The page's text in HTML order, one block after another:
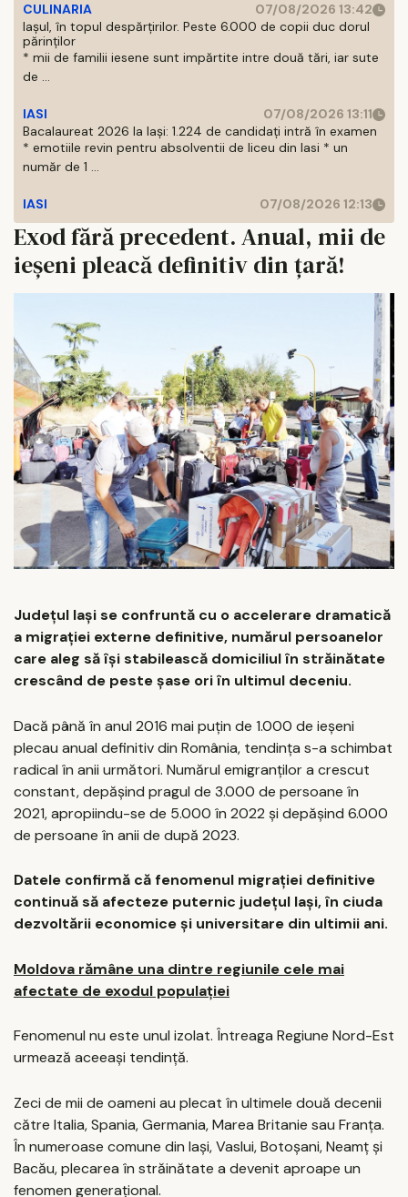
CULINARIA
07/08/2026 13:42
Iașul, în topul despărțirilor. Peste 6.000 de copii duc dorul
părinților
* mii de familii iesene sunt impărtite intre două tări, iar sute
de ...
IASI
07/08/2026 13:11
Bacalaureat 2026 la Iași: 1.224 de candidați intră în examen
* emotiile revin pentru absolventii de liceu din Iasi * un
număr de 1 ...
IASI 07/08/2026 12:13
Exod fără precedent. Anual, mii de
ieșeni pleacă definitiv din țară!
Județul Iași se confruntă cu o accelerare dramatică
a migrației externe definitive, numărul persoanelor
care aleg să își stabilească domiciliul în străinătate
crescând de peste șase ori în ultimul deceniu.
Dacă până în anul 2016 mai puțin de 1.000 de ieșeni
plecau anual definitiv din România, tendința s-a schimbat
radical în anii următori. Numărul emigranților a crescut
constant, depășind pragul de 3.000 de persoane în
2021, apropiindu-se de 5.000 în 2022 și depășind 6.000
de persoane în anii de după 2023.
Datele confirmă că fenomenul migrației definitive
continuă să afecteze puternic județul Iași, în ciuda
dezvoltării economice și universitare din ultimii ani.
Moldova rămâne una dintre regiunile cele mai
afectate de exodul populației
Fenomenul nu este unul izolat. Întreaga Regiune Nord-Est
urmează aceeași tendință.
Zeci de mii de oameni au plecat în ultimele două decenii
către Italia, Spania, Germania, Marea Britanie sau Franța.
În numeroase comune din Iași, Vaslui, Botoșani, Neamț și
Bacău, plecarea în străinătate a devenit aproape un
fenomen generațional.